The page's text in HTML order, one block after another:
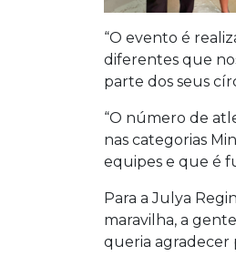
“O evento é
diferentes que
parte dos seus
“O número de
nas categorias
equipes e que é
Para a Julya
maravilha, a
queria agradecer